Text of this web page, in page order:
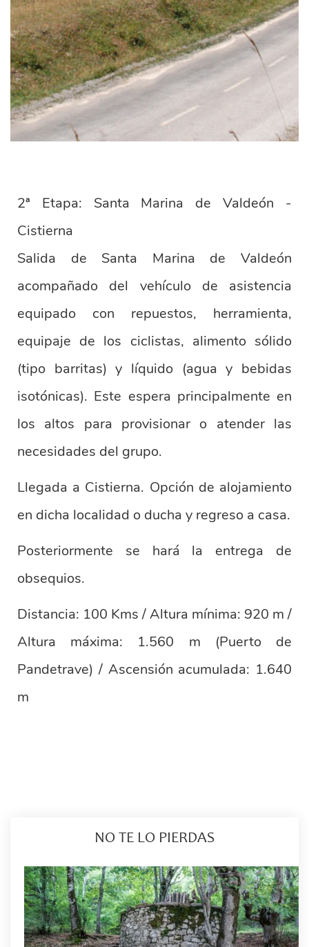
2ª Etapa: Santa Marina de Valdeón -
Cistierna
Salida de Santa Marina de Valdeón
acompañado del vehículo de asistencia
equipado con repuestos, herramienta,
equipaje de los ciclistas, alimento sólido
(tipo barritas) y líquido (agua y bebidas
isotónicas). Este espera principalmente en
los altos para provisionar o atender las
necesidades del grupo.
Llegada a Cistierna. Opción de alojamiento
en dicha localidad o ducha y regreso a casa.
Posteriormente se hará la entrega de
obsequios.
Distancia: 100 Kms / Altura mínima: 920 m /
Altura máxima: 1.560 m (Puerto de
Pandetrave) / Ascensión acumulada: 1.640
m
NO TE LO PIERDAS